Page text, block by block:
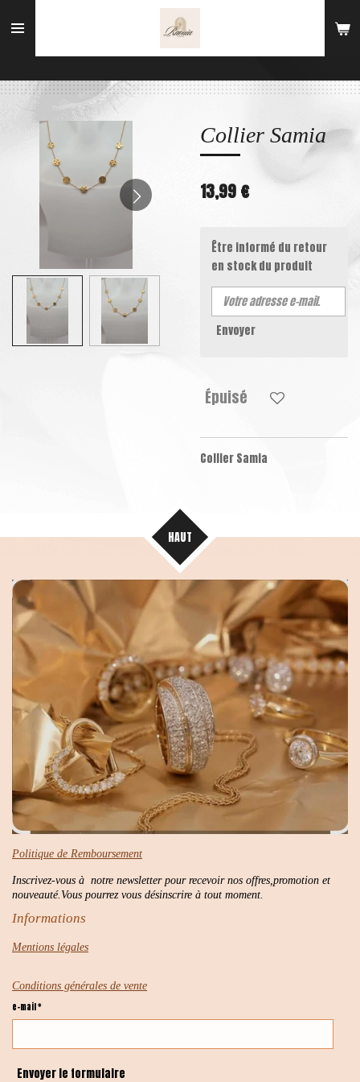
au
Collier Samia
13,99 €
Être informé du retour
en stock du produit
Envoyer
Épuisé
Collier Samia
HAUT
Politique de Remboursement
Inscrivez-vous à notre newsletter pour recevoir nos offres,promotion et
nouveauté.Vous pourrez vous désinscrire à tout moment.
Informations
Mentions légales
Conditions générales de vente
e-mail *
Envoyer le formulaire